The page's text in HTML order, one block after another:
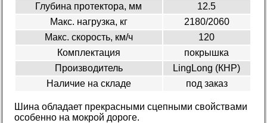
Глубина протектора, мм
12.5
Макс. нагрузка, кг
2180/2060
Макс. скорость, км/ч
120
Комплектация
покрышка
Производитель
LingLong (КНР)
Наличие на складе
под заказ
Шина обладает прекрасными сцепными свойствами
особенно на мокрой дороге.